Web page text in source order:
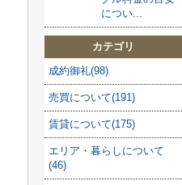
につい...
カテゴリ
成約御礼(98)
売買について(191)
賃貸について(175)
エリア・暮らしについて
(46)